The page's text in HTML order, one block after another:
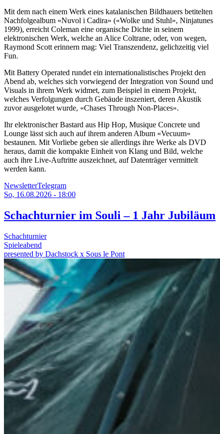
Mit dem nach einem Werk eines katalanischen Bildhauers betitelten
Nachfolgealbum «Nuvol i Cadira» («Wolke und Stuhl», Ninjatunes
1999), erreicht Coleman eine organische Dichte in seinem
elektronischen Werk, welche an Alice Coltrane, oder, von wegen,
Raymond Scott erinnern mag: Viel Transzendenz, gelichzeitig viel
Fun.
Mit Battery Operated rundet ein internationalistisches Projekt den
Abend ab, welches sich vorwiegend der Integration von Sound und
Visuals in ihrem Werk widmet, zum Beispiel in einem Projekt,
welches Verfolgungen durch Gebäude inszeniert, deren Akustik
zuvor ausgelotet wurde, «Chases Through Non-Places».
Ihr elektronischer Bastard aus Hip Hop, Musique Concrete und
Lounge lässt sich auch auf ihrem anderen Album «Vecuum»
bestaunen. Mit Vorliebe geben sie allerdings ihre Werke als DVD
heraus, damit die kompakte Einheit von Klang und Bild, welche
auch ihre Live-Auftritte auszeichnet, auf Datenträger vermittelt
werden kann.
NewsletterTelegram
So, 16.08.2026 - 18:00
Schachturnier im Souli – 1 Jahr Jubiläum
Schachturnier
Spieleabend
presented by Dachstock x Sous le Pont